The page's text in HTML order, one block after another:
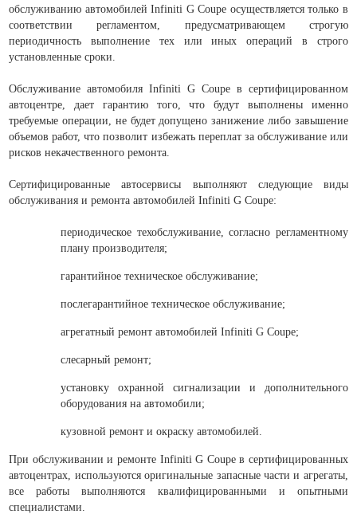
обслуживанию автомобилей Infiniti G Coupe осуществляется только в
соответствии регламентом, предусматривающем строгую
периодичность выполнение тех или иных операций в строго
установленные сроки.
Обслуживание автомобиля Infiniti G Coupe в сертифицированном
автоцентре, дает гарантию того, что будут выполнены именно
требуемые операции, не будет допущено занижение либо завышение
объемов работ, что позволит избежать переплат за обслуживание или
рисков некачественного ремонта.
Сертифицированные автосервисы выполняют следующие виды
обслуживания и ремонта автомобилей Infiniti G Coupe:
периодическое техобслуживание, согласно регламентному
плану производителя;
гарантийное техническое обслуживание;
послегарантийное техническое обслуживание;
агрегатный ремонт автомобилей Infiniti G Coupe;
слесарный ремонт;
установку охранной сигнализации и дополнительного
оборудования на автомобили;
кузовной ремонт и окраску автомобилей.
При обслуживании и ремонте Infiniti G Coupe в сертифицированных
автоцентрах, используются оригинальные запасные части и агрегаты,
все работы выполняются квалифицированными и опытными
специалистами.